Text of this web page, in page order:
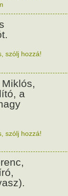
szólj hozzá!
a
szólj hozzá!